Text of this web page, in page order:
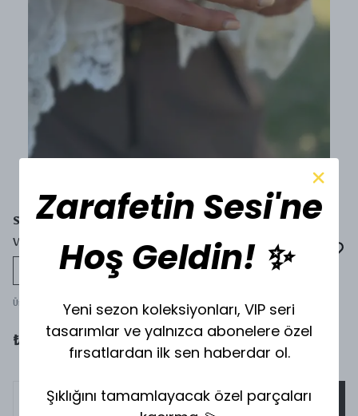
SESİ
VİP SİLVER AYARLANABİLİR YÜZÜK Y-9551
Tükeniyor
Ürün Kodu 9523
₺ 200.00
SEPETE EKLE
Zarafetin Sesi'ne
Hoş Geldin! ✨
Yeni sezon koleksiyonları, VIP seri
tasarımlar ve yalnızca abonelere özel
fırsatlardan ilk sen haberdar ol.
Şıklığını tamamlayacak özel parçaları